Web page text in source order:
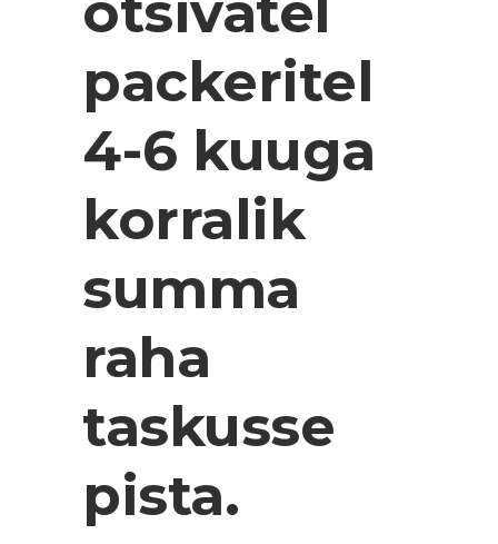
packeritel
4-6 kuuga
korralik
summa
raha
taskusse
pista.